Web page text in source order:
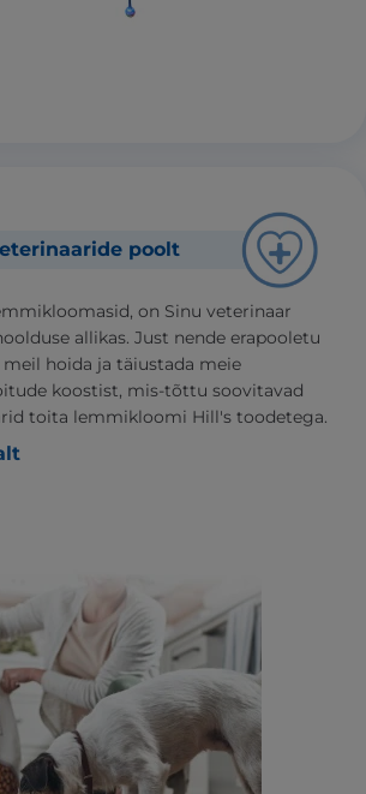
poolt
on Sinu veterinaar
allikas. Just nende erapooletu
hoida ja täiustada meie
koostist, mis-tõttu soovitavad
toita lemmikloomi Hill's toodetega.